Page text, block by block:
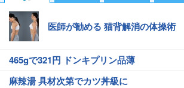
医師が勧める 猫背解消の体操術
465gで321円 ドンキプリン品薄
麻辣湯 具材次第でカツ丼級に